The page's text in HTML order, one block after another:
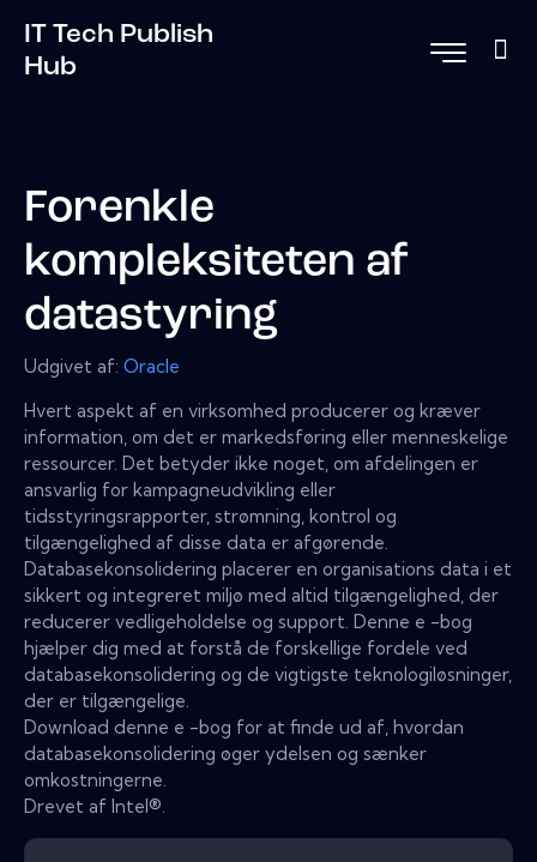
IT Tech Publish
Hub
Forenkle
kompleksiteten af ​​
datastyring
Udgivet af: Oracle
Hvert aspekt af en virksomhed producerer og kræver
information, om det er markedsføring eller menneskelige
ressourcer. Det betyder ikke noget, om afdelingen er
ansvarlig for kampagneudvikling eller
tidsstyringsrapporter, strømning, kontrol og
tilgængelighed af disse data er afgørende.
Databasekonsolidering placerer en organisations data i et
sikkert og integreret miljø med altid tilgængelighed, der
reducerer vedligeholdelse og support. Denne e -bog
hjælper dig med at forstå de forskellige fordele ved
databasekonsolidering og de vigtigste teknologiløsninger,
der er tilgængelige.
Download denne e -bog for at finde ud af, hvordan
databasekonsolidering øger ydelsen og sænker
omkostningerne.
Drevet af Intel®.